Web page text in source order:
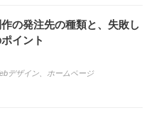
の発注先の種類と、失敗し
イント
デザイン
ホームページ